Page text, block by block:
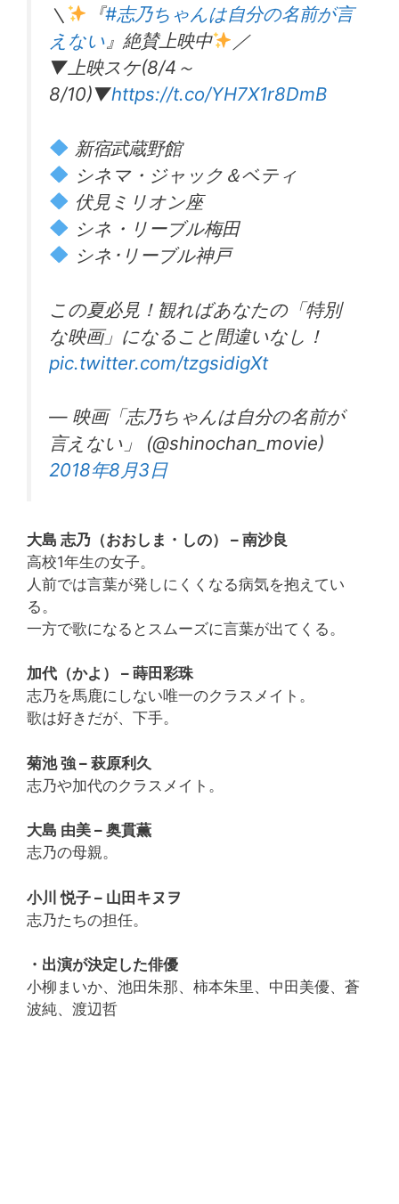
＼ 『#志乃ちゃんは自分の名前が言
えない』絶賛上映中
／
▼上映スケ(8/4～
8/10)▼https://t.co/YH7X1r8DmB
新宿武蔵野館
シネマ・ジャック＆ベティ
伏見ミリオン座
シネ・リーブル梅田
シネ･リーブル神戸
この夏必見！観ればあなたの「特別
な映画」になること間違いなし！
pic.twitter.com/tzgsidigXt
— 映画「志乃ちゃんは自分の名前が
言えない」 (@shinochan_movie)
2018年8月3日
大島 志乃（おおしま・しの） – 南沙良
高校1年生の女子。
人前では言葉が発しにくくなる病気を抱えてい
る。
一方で歌になるとスムーズに言葉が出てくる。
加代（かよ） – 蒔田彩珠
志乃を馬鹿にしない唯一のクラスメイト。
歌は好きだが、下手。
菊池 強 – 萩原利久
志乃や加代のクラスメイト。
大島 由美 – 奥貫薫
志乃の母親。
小川 悦子 – 山田キヌヲ
志乃たちの担任。
・出演が決定した俳優
小柳まいか、池田朱那、柿本朱里、中田美優、蒼
波純、渡辺哲